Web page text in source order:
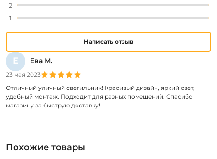
Е Ева М.
23 мая 2023
Отличный уличный светильник! Красивый дизайн, яркий свет,
удобный монтаж. Подходит для разных помещений. Спасибо
магазину за быструю доставку!
2
1
Написать отзыв
Похожие товары